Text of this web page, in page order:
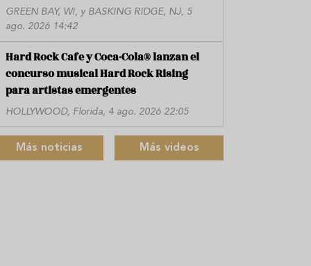
GREEN BAY, WI, y BASKING RIDGE, NJ, 5
ago. 2026 14:42
Hard Rock Cafe y Coca-Cola® lanzan el
concurso musical Hard Rock Rising
para artistas emergentes
HOLLYWOOD, Florida, 4 ago. 2026 22:05
Más noticias Más videos